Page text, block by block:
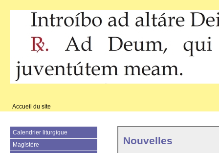
Accueil du site
Nouvelles
Calendrier liturgique
Magistère